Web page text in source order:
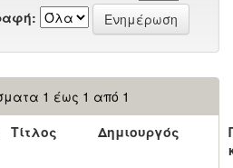
1 έως 1 από 1
Τίτλος Δημιουργός